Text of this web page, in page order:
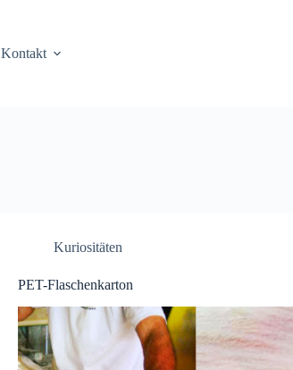
Kontakt
Kuriositäten
PET-Flaschenkarton